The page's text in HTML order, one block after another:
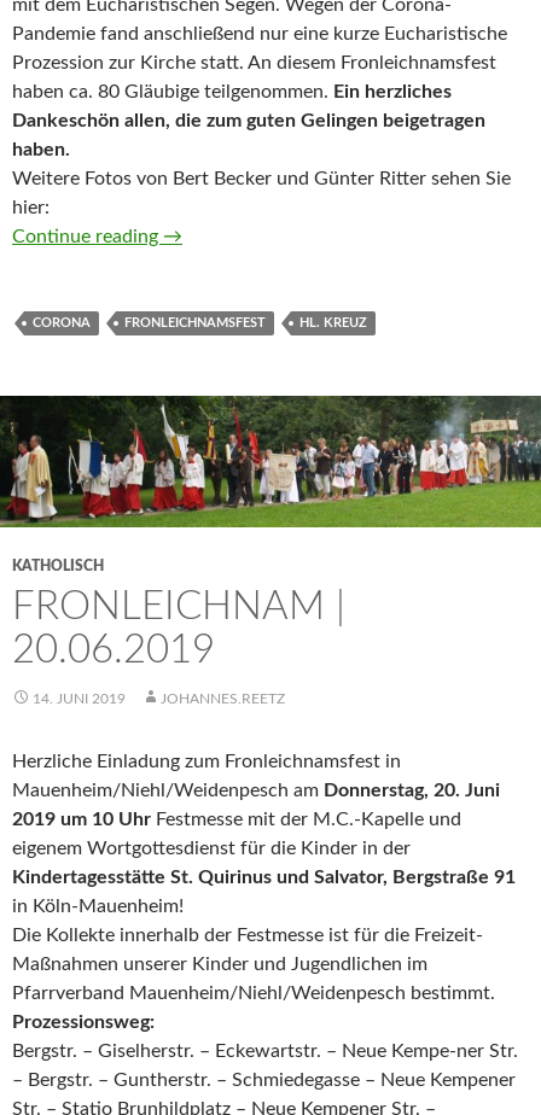
mit dem Eucharistischen Segen. Wegen der Corona-
Pandemie fand anschließend nur eine kurze Eucharistische
Prozession zur Kirche statt. An diesem Fronleichnamsfest
haben ca. 80 Gläubige teilgenommen. Ein herzliches
Dankeschön allen, die zum guten Gelingen beigetragen
haben.
Weitere Fotos von Bert Becker und Günter Ritter sehen Sie
hier:
Continue reading Fronleichnam in Zeiten der Corona
→
CORONA FRONLEICHNAMSFEST HL. KREUZ
KATHOLISCH
FRONLEICHNAM |
20.06.2019
14. JUNI 2019 JOHANNES.REETZ
Herzliche Einladung zum Fronleichnamsfest in
Mauenheim/Niehl/Weidenpesch am Donnerstag, 20. Juni
2019 um 10 Uhr Festmesse mit der M.C.-Kapelle und
eigenem Wortgottesdienst für die Kinder in der
Kindertagesstätte St. Quirinus und Salvator, Bergstraße 91
in Köln-Mauenheim!
Die Kollekte innerhalb der Festmesse ist für die Freizeit-
Maßnahmen unserer Kinder und Jugendlichen im
Pfarrverband Mauenheim/Niehl/Weidenpesch bestimmt.
Prozessionsweg:
Bergstr. – Giselherstr. – Eckewartstr. – Neue Kempe-ner Str.
– Bergstr. – Guntherstr. – Schmiedegasse – Neue Kempener
Str. – Statio Brunhildplatz – Neue Kempener Str. –